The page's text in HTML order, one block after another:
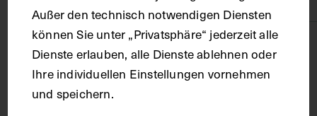
Technik
Aquarell
Außer den technisch notwendigen Diensten
können Sie unter „Privatsphäre“ jederzeit alle
Dienste erlauben, alle Dienste ablehnen oder
Ihre individuellen Einstellungen vornehmen
und speichern.